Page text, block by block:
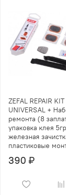
ZEFAL REPAIR KIT
UNIVERSAL +
ремонта (8
упаковка клея
железная
пластиковые
390 ₽